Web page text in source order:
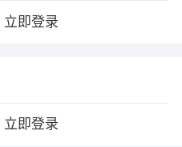
立即登录
立即登录